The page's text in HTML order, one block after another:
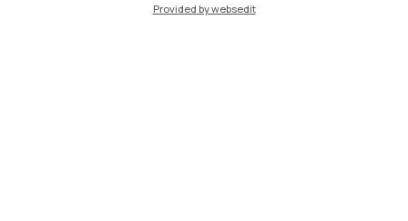
Provided by websedit